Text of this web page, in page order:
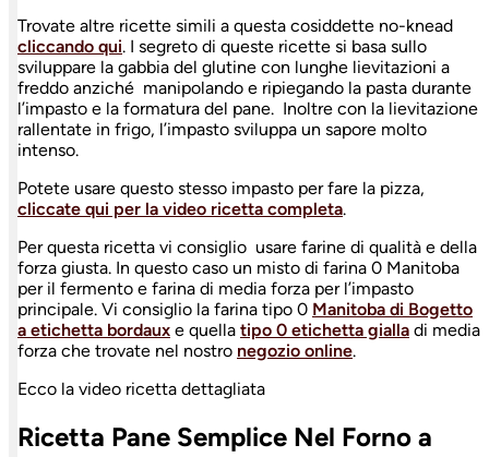
Trovate altre ricette simili a questa cosiddette no-knead
cliccando qui. I segreto di queste ricette si basa sullo
sviluppare la gabbia del glutine con lunghe lievitazioni a
freddo anziché manipolando e ripiegando la pasta durante
l’impasto e la formatura del pane. Inoltre con la lievitazione
rallentate in frigo, l’impasto sviluppa un sapore molto
intenso.
Potete usare questo stesso impasto per fare la pizza,
cliccate qui per la video ricetta completa.
Per questa ricetta vi consiglio usare farine di qualità e della
forza giusta. In questo caso un misto di farina 0 Manitoba
per il fermento e farina di media forza per l’impasto
principale. Vi consiglio la farina tipo 0 Manitoba di Bogetto
a etichetta bordaux e quella tipo 0 etichetta gialla di media
forza che trovate nel nostro negozio online.
Ecco la video ricetta dettagliata
Ricetta Pane Semplice Nel Forno a